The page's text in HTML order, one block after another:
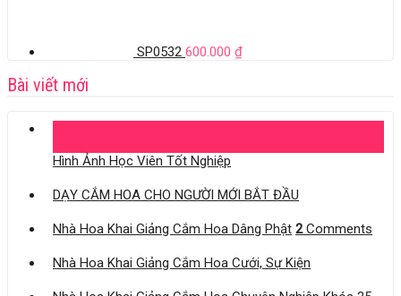
SP0532 600.000 ₫
Bài viết mới
Hình Ảnh Học Viên Tốt Nghiệp
DẠY CẮM HOA CHO NGƯỜI MỚI BẮT ĐẦU
Nhà Hoa Khai Giảng Cắm Hoa Dâng Phật 2Comments
Nhà Hoa Khai Giảng Cắm Hoa Cưới, Sự Kiện